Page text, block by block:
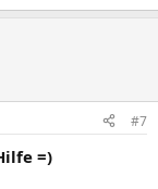
#7
=)